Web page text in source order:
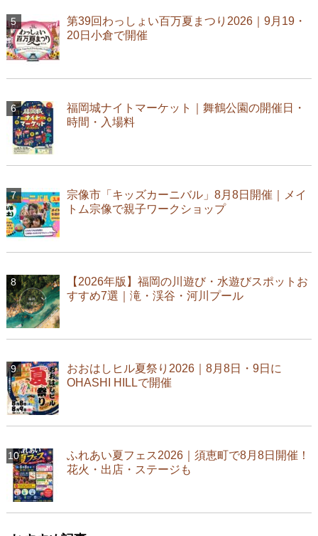
第39回わっしょい百万夏まつり2026｜9月19・
20日小倉で開催
福岡城ナイトマーケット｜舞鶴公園の開催日・
時間・入場料
宗像市「キッズカーニバル」8月8日開催｜メイ
トム宗像で親子ワークショップ
【2026年版】福岡の川遊び・水遊びスポットお
すすめ7選｜滝・渓谷・河川プール
おおはしヒル夏祭り2026｜8月8日・9日に
OHASHI HILLで開催
ふれあい夏フェス2026｜須恵町で8月8日開催！
花火・出店・ステージも